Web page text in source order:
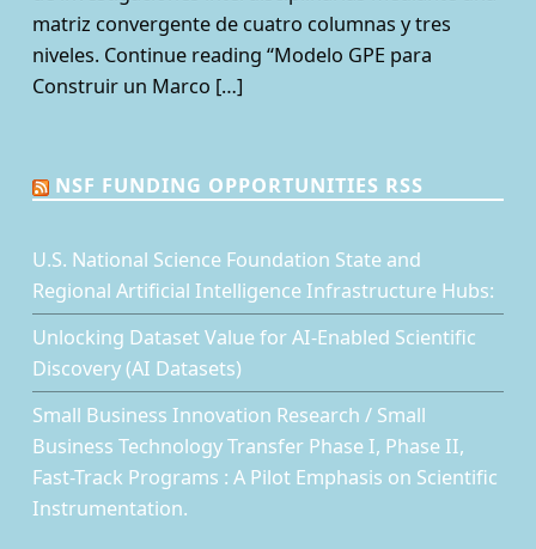
matriz convergente de cuatro columnas y tres
niveles. Continue reading “Modelo GPE para
Construir un Marco […]
NSF FUNDING OPPORTUNITIES RSS
U.S. National Science Foundation State and
Regional Artificial Intelligence Infrastructure Hubs:
Unlocking Dataset Value for AI-Enabled Scientific
Discovery (AI Datasets)
Small Business Innovation Research / Small
Business Technology Transfer Phase I, Phase II,
Fast-Track Programs : A Pilot Emphasis on Scientific
Instrumentation.